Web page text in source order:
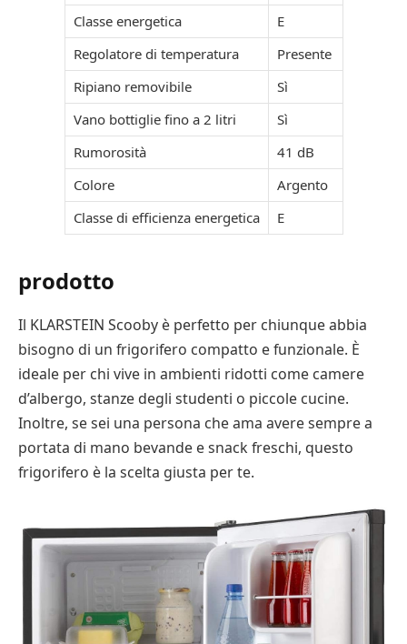
Classe energetica
E
Regolatore di temperatura
Presente
Ripiano removibile
Sì
Vano bottiglie fino a 2 litri
Sì
Rumorosità
41 dB
Colore
Argento
Classe di efficienza energetica
E
prodotto
Il KLARSTEIN Scooby è perfetto per chiunque abbia
bisogno di un frigorifero compatto e funzionale. È
ideale per chi vive in ambienti ridotti come camere
d’albergo, stanze degli studenti o piccole cucine.
Inoltre, se sei una persona che ama avere sempre a
portata di mano bevande e snack freschi, questo
frigorifero è la scelta giusta per te.